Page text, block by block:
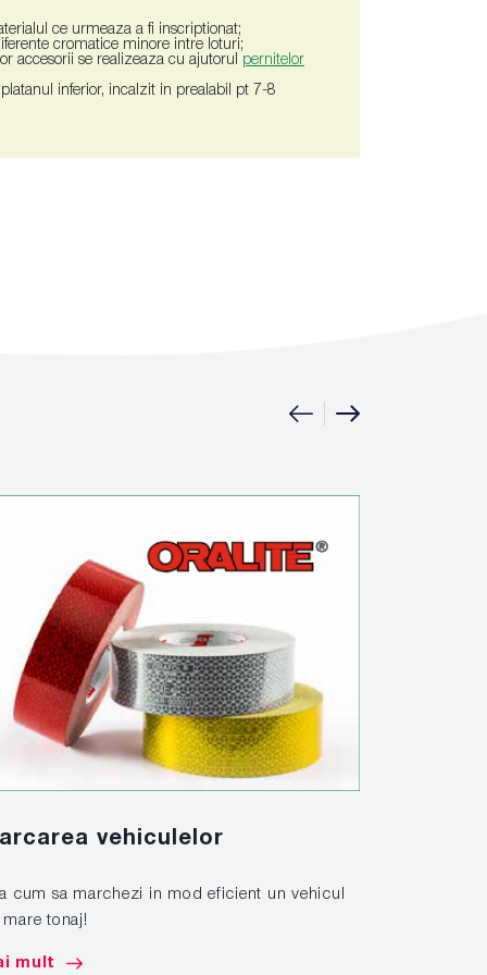
ce urmeaza a fi inscriptionat;
cromatice minore intre loturi;
accesorii se realizeaza cu ajutorul pernitelor
inferior, incalzit in prealabil pt 7-8
vehiculelor
cum sa marchezi in mod eficient un vehicul
mare tonaj!
mult